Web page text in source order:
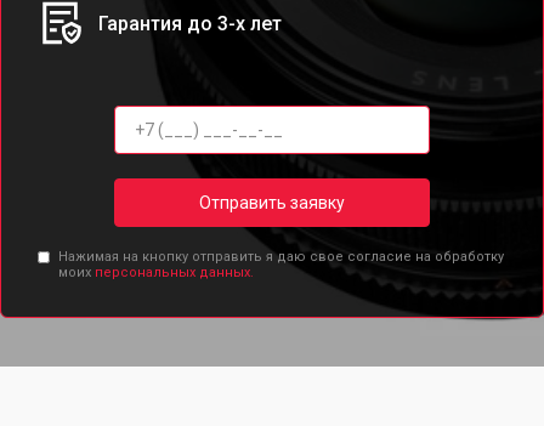
Гарантия до 3-х лет
Отправить заявку
Нажимая на кнопку отправить я даю свое согласие на обработку
моих персональных данных.